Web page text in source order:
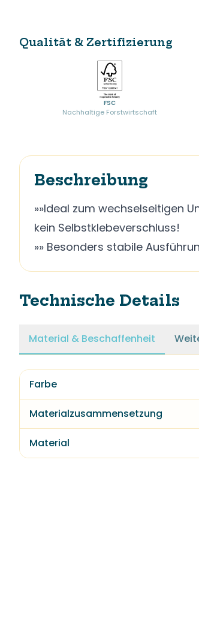
Qualität & Zertifizierung
FSC
Nachhaltige Forstwirtschaft
Beschreibung
»»Ideal zum wechselseitigen
kein Selbstklebeverschluss!
»» Besonders stabile
Technische Details
Material & Beschaffenheit
Farbe
Materialzusammensetzung
Material